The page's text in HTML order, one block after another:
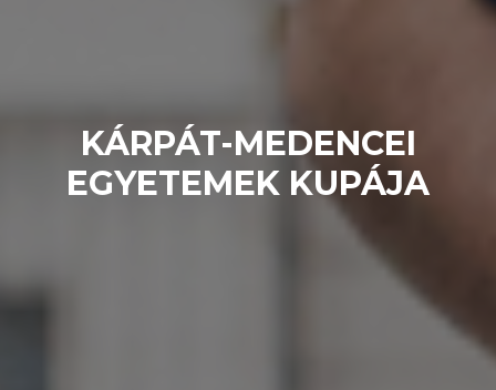
KÁRPÁT-MEDENCEI
EGYETEMEK KUPÁJA